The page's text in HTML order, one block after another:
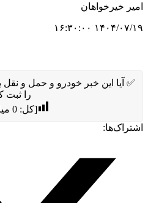
امیر خیرخواهان
۱۴۰۴/۰۷/۱۹ ۱۶:۳۰:۰۰
✅ آیا این خبر خودرو و حمل و نقل
را ثبت
[کل:0
اشتراک‌ها: